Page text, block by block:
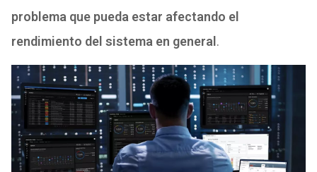
problema que pueda estar afectando el
rendimiento del sistema en general.